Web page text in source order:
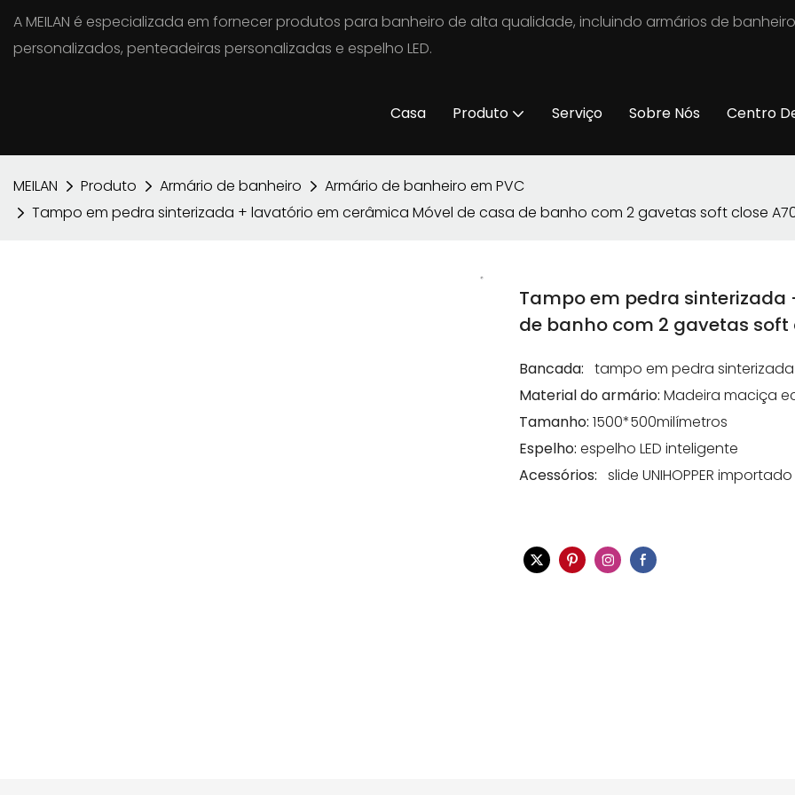
A MEILAN é especializada em fornecer produtos para banheiro de alta qualidade, incluindo armários de banheiro
personalizados, penteadeiras personalizadas e espelho LED.
Casa Produto Serviço Sobre Nós Centro
MEILAN Produto Armário de banheiro
Armário de banheiro em PVC
Tampo em pedra sinterizada + lavatório em cerâmica Móvel de casa de banho com 2 gavetas soft close
Tampo em pedra
de banho com 2 gavetas soft
Bancada: tampo em pedra
Material do armário: Madeira maciça
Tamanho: 1500*500milímetros
Espelho: espelho LED inteligente
Acessórios: slide UNIHOPPER importado